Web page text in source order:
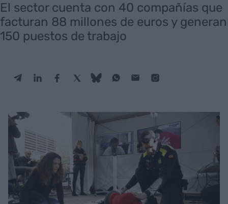
El sector cuenta con 40 compañías que
facturan 88 millones de euros y generan
150 puestos de trabajo